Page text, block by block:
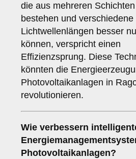
die aus mehreren Schichten
bestehen und verschiedene
Lichtwellenlängen besser
können, verspricht einen
Effizienzsprung. Diese
könnten die
Photovoltaikanlagen in
revolutionieren.
Wie verbessern
Photovoltaikanlagen?